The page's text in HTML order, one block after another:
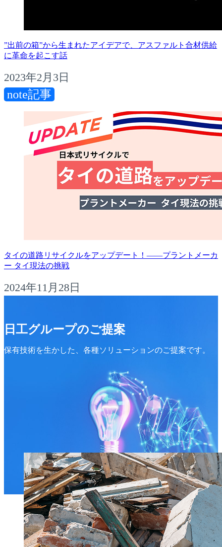
”出前の箱”から生まれたアイデアで、アスファルト合材供給
に革命を起こす話
2023年2月3日
note記事
タイの道路リサイクルをアップデート！――プラントメーカ
ー タイ現法の挑戦
2024年11月28日
日工グループのご提案
保有技術を生かした、各種ソリューションのご提案です。